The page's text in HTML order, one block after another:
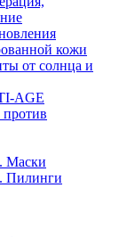
кожи
от солнца и
AGE
Маски
Пилинги